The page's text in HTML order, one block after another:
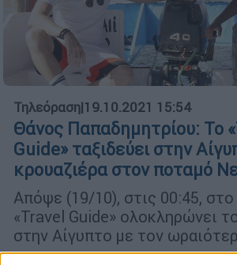
Τηλεόραση|19.10.2021 15:54
Θάνος Παπαδημητρίου: Το
Guide» ταξιδεύει στην
κρουαζιέρα στον ποταμό
Απόψε (19/10), στις 00:45, στο
«Travel Guide» ολοκληρώνει
στην Αίγυπτο με τον